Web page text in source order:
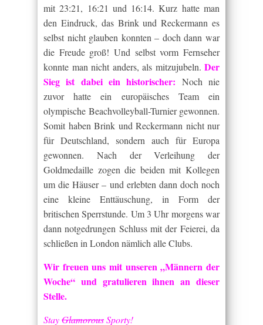
mit 23:21, 16:21 und 16:14. Kurz hatte man
den Eindruck, das Brink und Reckermann es
selbst nicht glauben konnten – doch dann war
die Freude groß! Und selbst vorm Fernseher
konnte man nicht anders, als mitzujubeln. Der
Sieg ist dabei ein historischer: Noch nie
zuvor hatte ein europäisches Team ein
olympische Beachvolleyball-Turnier gewonnen.
Somit haben Brink und Reckermann nicht nur
für Deutschland, sondern auch für Europa
gewonnen. Nach der Verleihung der
Goldmedaille zogen die beiden mit Kollegen
um die Häuser – und erlebten dann doch noch
eine kleine Enttäuschung, in Form der
britischen Sperrstunde. Um 3 Uhr morgens war
dann notgedrungen Schluss mit der Feierei, da
schließen in London nämlich alle Clubs.
Wir freuen uns mit unseren „Männern der
Woche“ und gratulieren ihnen an dieser
Stelle.
StayGlamorousSporty!